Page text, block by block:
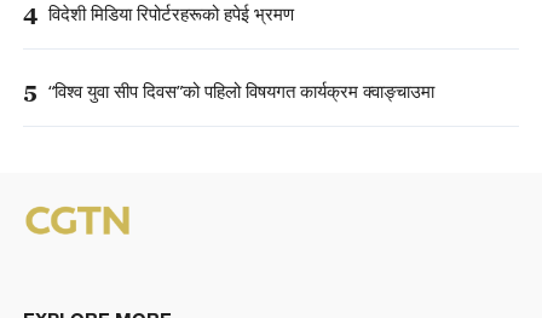
4 विदेशी मिडिया रिपोर्टरहरूको हपेई भ्रमण
5 “विश्व युवा सीप दिवस”को पहिलो विषयगत कार्यक्रम क्वाङ्चाउमा